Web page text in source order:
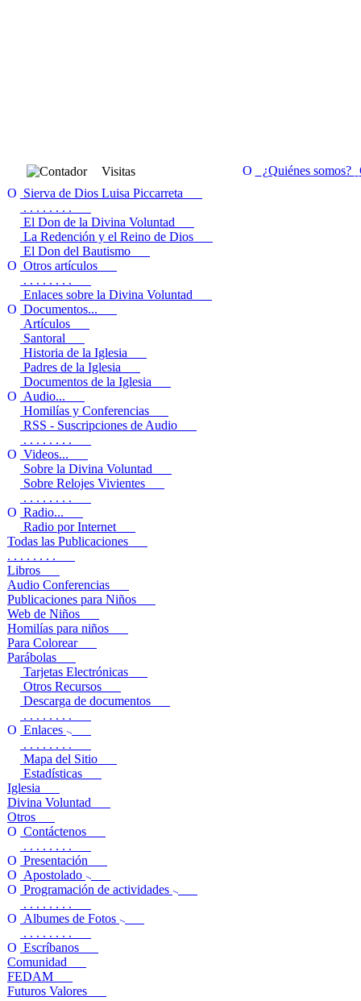
Visitas ¿Quiénes somos?
Sierva de Dios Luisa Piccarreta
. . . . . . . .
El Don de la Divina Voluntad
La Redención y el Reino de Dios
El Don del Bautismo
Otros artículos
. . . . . . . .
Enlaces sobre la Divina Voluntad
Documentos...
Artículos
Santoral
Historia de la Iglesia
Padres de la Iglesia
Documentos de la Iglesia
Audio...
Homilías y Conferencias
RSS - Suscripciones de Audio
. . . . . . . .
Videos...
Sobre la Divina Voluntad
Sobre Relojes Vivientes
. . . . . . . .
Radio...
Radio por Internet
Todas las Publicaciones
. . . . . . . .
Libros
Audio Conferencias
Publicaciones para Niños
Web de Niños
Homilías para niños
Para Colorear
Parábolas
Tarjetas Electrónicas
Otros Recursos
Descarga de documentos
. . . . . . . .
Enlaces
. . . . . . . .
Mapa del Sitio
Estadísticas
Iglesia
Divina Voluntad
Otros
Contáctenos
. . . . . . . .
Presentación
Apostolado
Programación de actividades
. . . . . . . .
Albumes de Fotos
. . . . . . . .
Escríbanos
Comunidad
FEDAM
Futuros Valores